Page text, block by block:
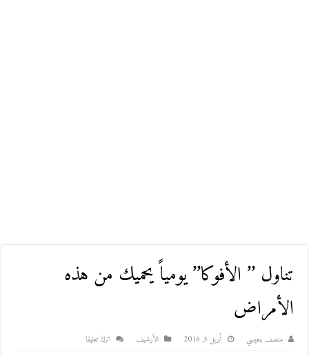
تناول ’’ الأفوكا’’ يومياً يحميك من هذه
الأمراض
منصف بنعيسي أبريل 5, 2016 اﻷرشيف اترك تعليقا